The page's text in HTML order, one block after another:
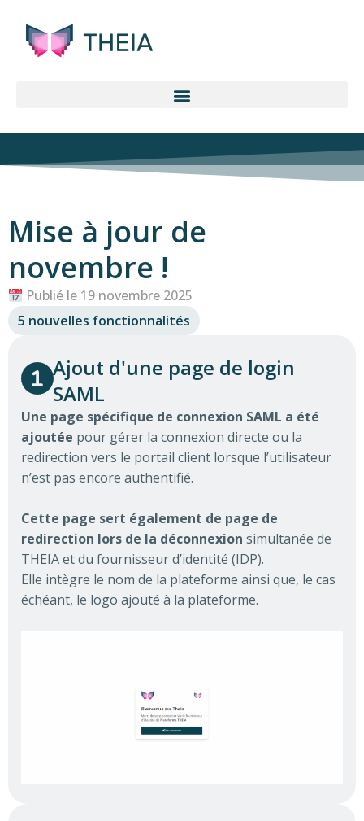
Mise à jour de
novembre !
Publié le 19 novembre 2025
5 nouvelles fonctionnalités
Ajout d'une page de login
SAML
Une page spécifique de connexion SAML a été
ajoutée pour gérer la connexion directe ou la
redirection vers le portail client lorsque l’utilisateur
n’est pas encore authentifié.
Cette page sert également de page de
redirection lors de la déconnexion simultanée de
THEIA et du fournisseur d’identité (IDP).
Elle intègre le nom de la plateforme ainsi que, le cas
échéant, le logo ajouté à la plateforme.